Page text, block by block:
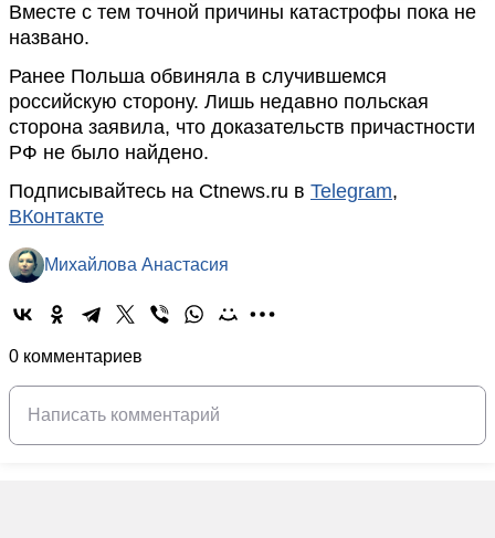
Вместе с тем точной причины катастрофы пока не
названо.
Ранее Польша обвиняла в случившемся
российскую сторону. Лишь недавно польская
сторона заявила, что доказательств причастности
РФ не было найдено.
Подписывайтесь на Ctnews.ru в Telegram,
ВКонтакте
Михайлова Анастасия
0 комментариев